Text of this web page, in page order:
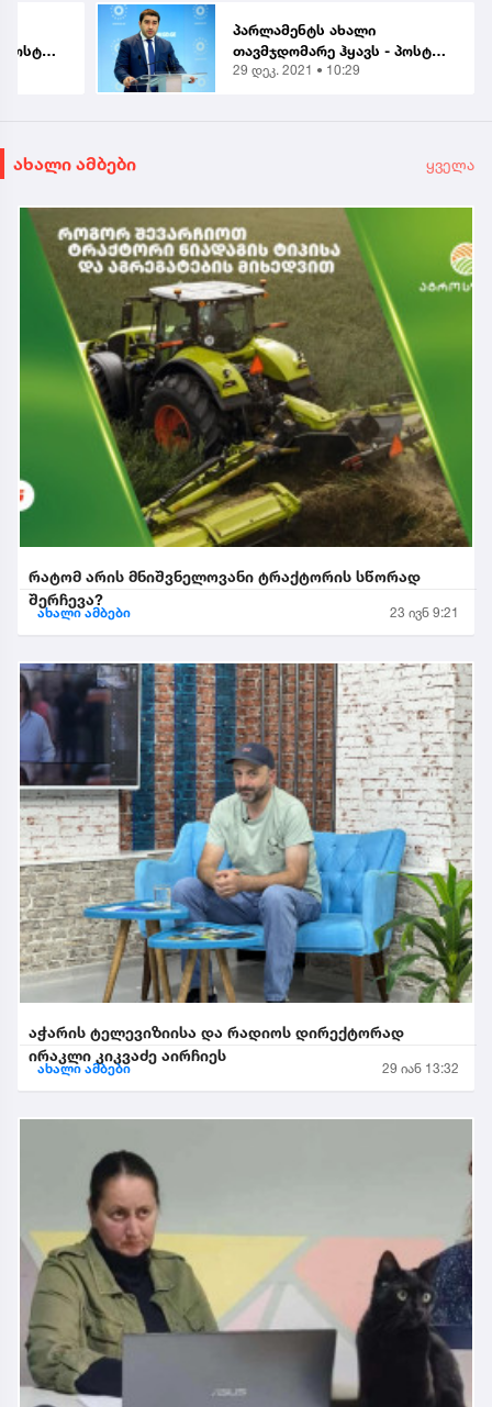
პარლამენტს ახალი
თავმჯდომარე ჰყავს - პოსტზე
შალვა პაპუაშვილი აირჩიეს
29 დეკ. 2021 • 10:29
ახალი ამბები ყველა
რატომ არის მნიშვნელოვანი ტრაქტორის სწორად
შერჩევა?
ახალი ამბები 23 ივნ 9:21
აჭარის ტელევიზიისა და რადიოს დირექტორად
ირაკლი კიკვაძე აირჩიეს
ახალი ამბები 29 იან 13:32